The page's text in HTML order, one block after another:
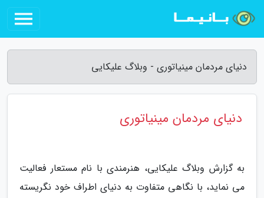
دنیای مردمان مینیاتوری - وبلاگ علیکایی
دنیای مردمان مینیاتوری
به گزارش وبلاگ علیکایی، هنرمندی با نام مستعار فعالیت
می نماید، با نگاهی متفاوت به دنیای اطراف خود نگریسته